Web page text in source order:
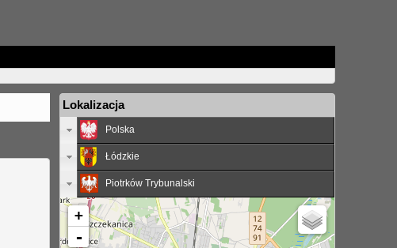
Lokalizacja
Polska
Łódzkie
Piotrków Trybunalski
+
-